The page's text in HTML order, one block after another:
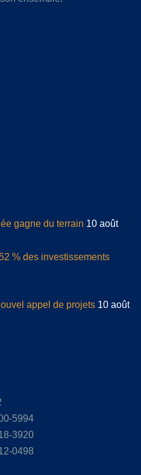
gagne du terrain 10 août
% des investissements
appel de projets 10 août
5994
3920
0498